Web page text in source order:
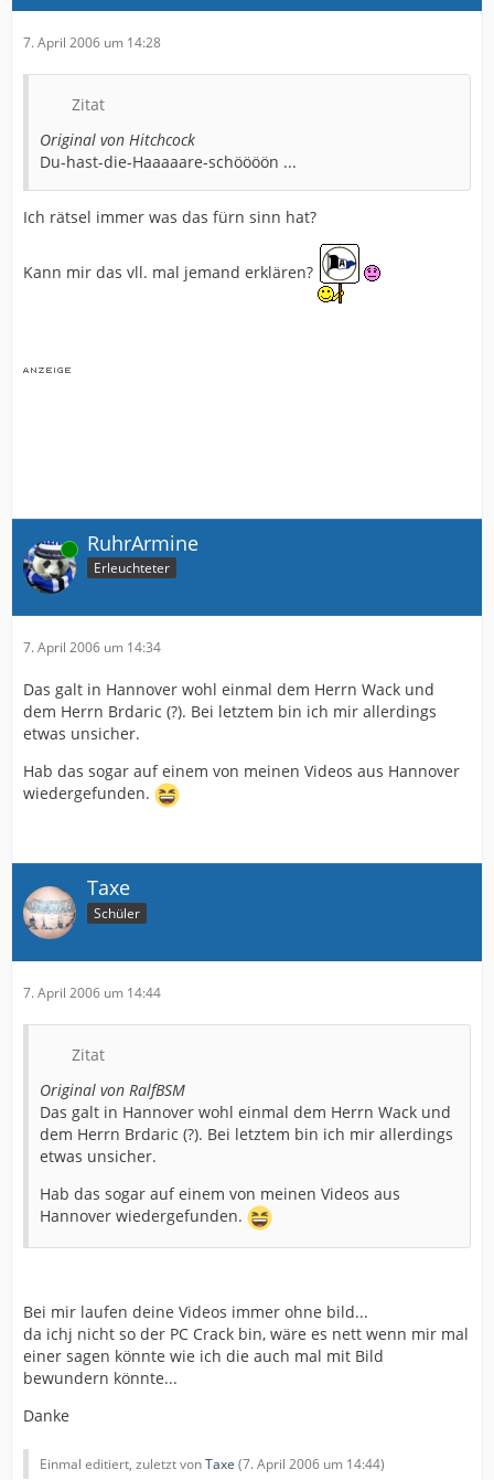
7. April 2006 um 14:28
Zitat
Original von Hitchcock
Du-hast-die-Haaaaare-schöööön ...
Ich rätsel immer was das fürn sinn hat?
Kann mir das vll. mal jemand erklären?
Online RuhrArmine
Erleuchteter
7. April 2006 um 14:34
Das galt in Hannover wohl einmal dem Herrn Wack und
dem Herrn Brdaric (?). Bei letztem bin ich mir allerdings
etwas unsicher.
Hab das sogar auf einem von meinen Videos aus Hannover
wiedergefunden.
Taxe
Schüler
7. April 2006 um 14:44
Zitat
Original von RalfBSM
Das galt in Hannover wohl einmal dem Herrn Wack und
dem Herrn Brdaric (?). Bei letztem bin ich mir allerdings
etwas unsicher.
Hab das sogar auf einem von meinen Videos aus
Hannover wiedergefunden.
Bei mir laufen deine Videos immer ohne bild...
da ichj nicht so der PC Crack bin, wäre es nett wenn mir mal
einer sagen könnte wie ich die auch mal mit Bild
bewundern könnte...
Danke
Einmal editiert, zuletzt vonTaxe (7. April 2006 um 14:44)